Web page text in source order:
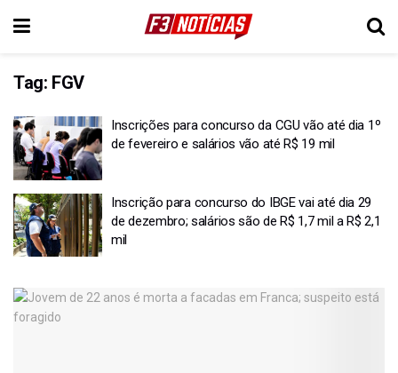
Tag: FGV
Inscrições para concurso da CGU vão até dia 1º
de fevereiro e salários vão até R$ 19 mil
Inscrição para concurso do IBGE vai até dia 29
de dezembro; salários são de R$ 1,7 mil a R$ 2,1
mil